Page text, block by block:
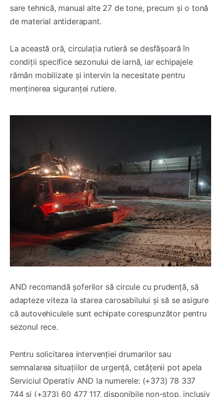
sare tehnică, manual alte 27 de tone, precum și o tonă
de material antiderapant.
La această oră, circulația rutieră se desfășoară în
condiții specifice sezonului de iarnă, iar echipajele
rămân mobilizate și intervin la necesitate pentru
menținerea siguranței rutiere.
AND recomandă șoferilor să circule cu prudență, să
adapteze viteza la starea carosabilului și să se asigure
că autovehiculele sunt echipate corespunzător pentru
sezonul rece.
Pentru solicitarea intervenției drumarilor sau
semnalarea situațiilor de urgență, cetățenii pot apela
Serviciul Operativ AND la numerele: (+373) 78 337
744 și (+373) 60 477 117, disponibile non-stop, inclusiv